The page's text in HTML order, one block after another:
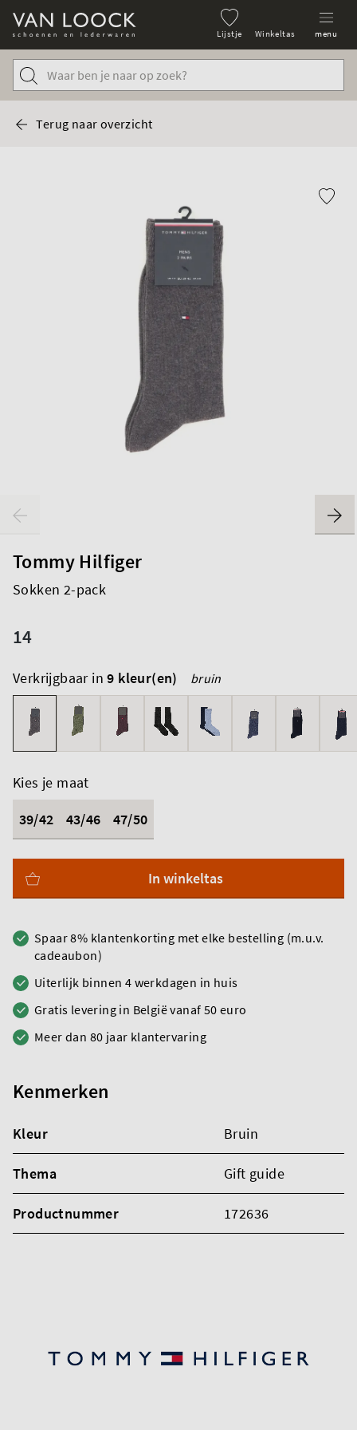
Lijstje Winkeltas menu
Terug naar overzicht
Tommy Hilfiger
Sokken 2-pack
14
Verkrijgbaar in9 kleur(en) bruin
Kies je maat
39/42
43/46 47/50
In winkeltas
Spaar 8% klantenkorting met elke bestelling (m.u.v.
cadeaubon)
Uiterlijk binnen 4 werkdagen in huis
Gratis levering in België vanaf 50 euro
Meer dan 80 jaar klantervaring
Kenmerken
Kleur Bruin
Thema Gift guide
Productnummer 172636